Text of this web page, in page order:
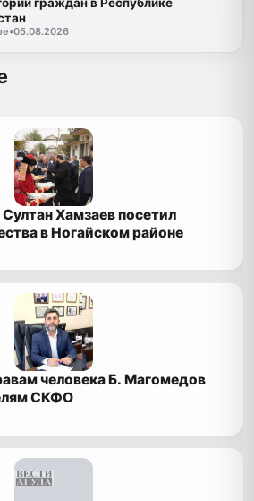
•05.08.2026
посетил
в Ногайском районе
человека Б. Магомедов
СКФО